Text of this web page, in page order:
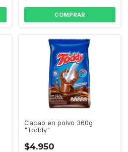
Cacao en polvo 360g
"Toddy"
$4.950